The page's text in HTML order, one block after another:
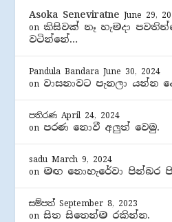
Asoka Seneviratne June 29,
on කිසිවක් නෑ හැමදා
වටින්නේ…
Pandula Bandara June 30, 2024
on වාසනාවට පැනලා යන්න
පතිරණ April 24, 2024
on පරණ නොවී අලුත් වෙමු.
sadu March 9, 2024
on මඟ නොහැරේවා පින්බර
සම්පත් September 8, 2023
onසිත සිතෙන්ම රකින්න.